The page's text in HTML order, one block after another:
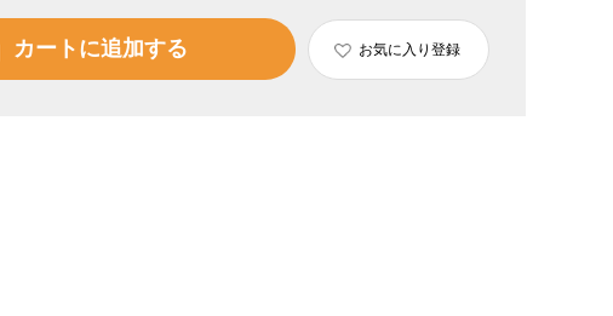
カートに追加する お気に入り登録